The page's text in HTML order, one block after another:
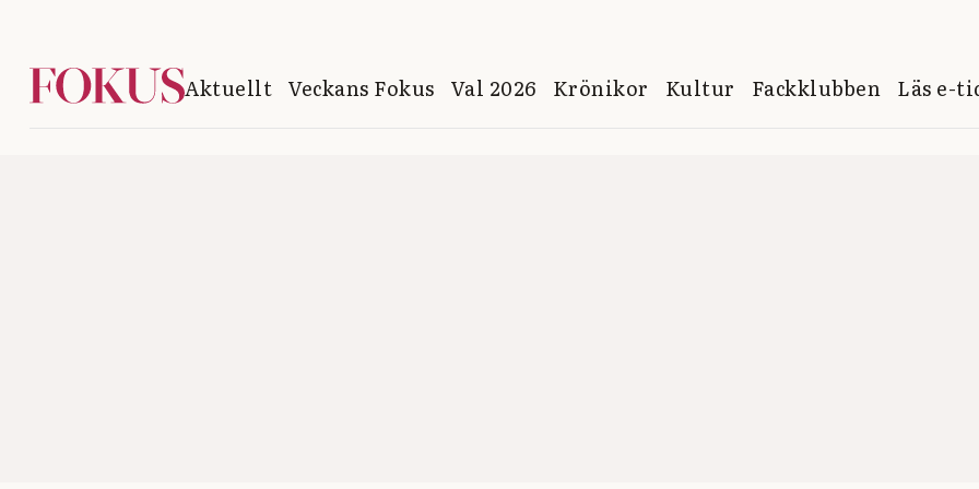
Aktuellt Veckans Fokus Val 2026 Krönikor Kultur Fackklubben Läs e-